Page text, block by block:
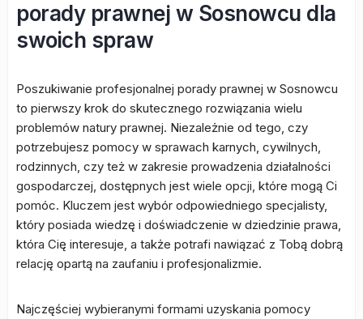
porady prawnej w Sosnowcu dla
swoich spraw
Poszukiwanie profesjonalnej porady prawnej w Sosnowcu
to pierwszy krok do skutecznego rozwiązania wielu
problemów natury prawnej. Niezależnie od tego, czy
potrzebujesz pomocy w sprawach karnych, cywilnych,
rodzinnych, czy też w zakresie prowadzenia działalności
gospodarczej, dostępnych jest wiele opcji, które mogą Ci
pomóc. Kluczem jest wybór odpowiedniego specjalisty,
który posiada wiedzę i doświadczenie w dziedzinie prawa,
która Cię interesuje, a także potrafi nawiązać z Tobą dobrą
relację opartą na zaufaniu i profesjonalizmie.
Najczęściej wybieranymi formami uzyskania pomocy